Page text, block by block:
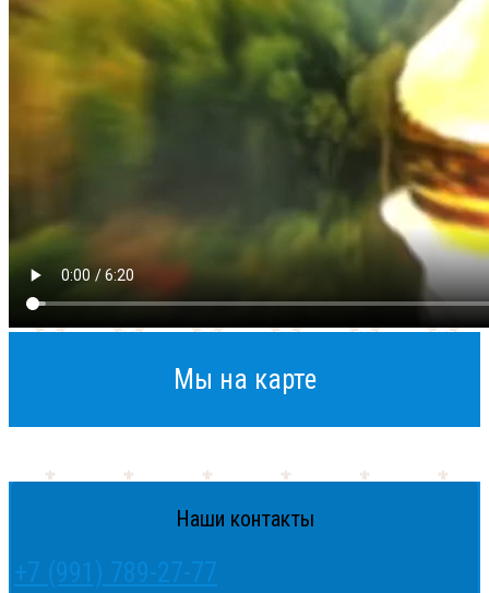
Мы на карте
Наши контакты
+7 (991) 789-27-77